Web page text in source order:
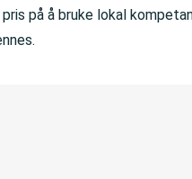
på å bruke lokal